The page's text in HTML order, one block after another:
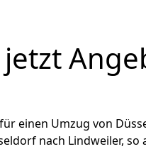
einen Umzug von
nach Lindweiler, so